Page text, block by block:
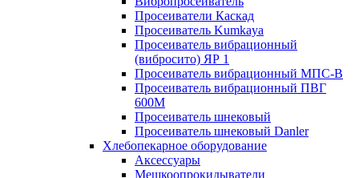
Просеиватели Каскад
Просеиватель Kumkaya
Просеиватель вибрационный
(вибросито) ЯР 1
Просеиватель вибрационный МПС-В
Просеиватель вибрационный ПВГ
600М
Просеиватель шнековый
Просеиватель шнековый Danler
Хлебопекарное оборудование
Аксессуары
Мешкоопрокидыватели